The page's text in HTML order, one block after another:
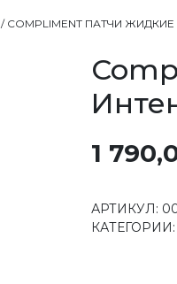
/ COMPLIMENT ПАТЧИ
1
АРТИКУЛ:
КАТЕГОРИИ: